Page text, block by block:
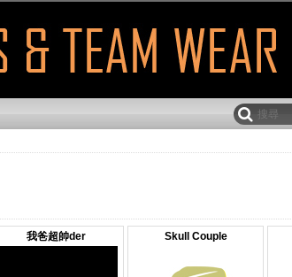
我爸超帥der Skull Couple